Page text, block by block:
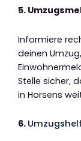
5.
Informiere
deinen
Stelle sicher,
in Horsens
6.